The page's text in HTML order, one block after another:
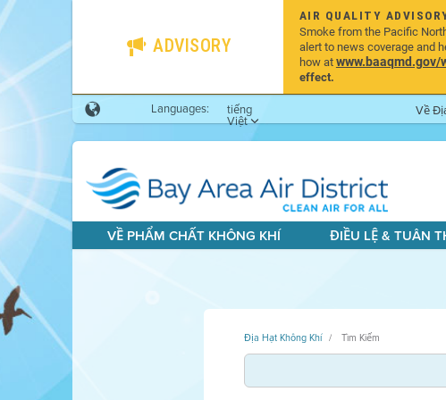
ADVISORY
AIR QUALITY
Smoke from the Pacific
alert to news coverage and
how at
effect.
Languages: tiếng
Việt
Về
VỀ PHẨM CHẤT KHÔNG KHÍ ĐIỀU LỆ & TUÂN
Địa Hạt Không Khí Tìm Kiếm